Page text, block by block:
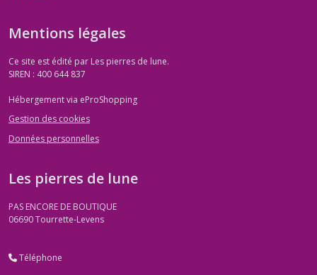
Mentions légales
Ce site est édité par Les pierres de lune.
SIREN : 400 644 837
Hébergement via eProShopping
Gestion des cookies
Données personnelles
Les pierres de lune
PAS ENCORE DE BOUTIQUE
06690Tourrette-Levens
Téléphone